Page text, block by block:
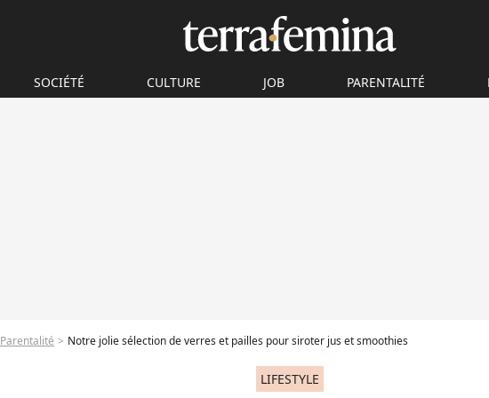
SOCIÉTÉ CULTURE JOB PARENTALITÉ
Parentalité Notre jolie sélection de verres et pailles pour siroter jus et smoothies
LIFESTYLE